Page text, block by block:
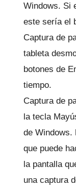
Windows. Si
este sería el
Captura de
tableta
botones de
tiempo.
Captura de
la tecla
de Windows.
que puede
la pantalla
una captura